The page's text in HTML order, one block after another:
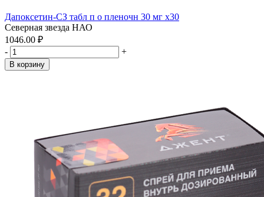
Дапоксетин-СЗ табл п о пленочн 30 мг x30
Северная звезда НАО
1046.00 ₽
-
+
В корзину